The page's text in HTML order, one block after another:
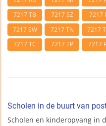
7217 TB
7217 SZ 7217
7217 SW
7217 TN 7217
7217 TC
7217 TP 7217
Scholen in de buurt van
Scholen en kinderopvang in